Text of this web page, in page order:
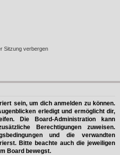
Sitzung verbergen
sein, um dich anmelden zu können.
erledigt und ermöglicht dir,
Die Board-Administration kann
Berechtigungen zuweisen.
und die verwandten
Bitte beachte auch die jeweiligen
Board bewegst.